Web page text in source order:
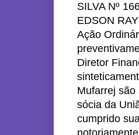
SILVA Nº
EDSON
Ação
Diretor
Mufarrej
sócia da
cumprido